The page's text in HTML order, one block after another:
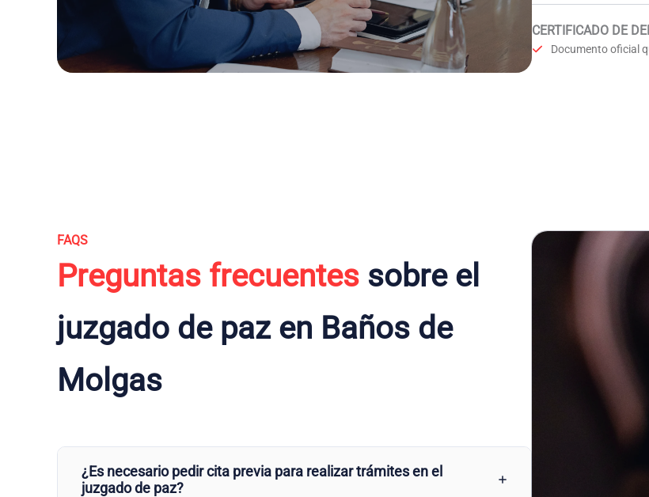
CERTIFICADO DE
Documento oficial
FAQS
Preguntas frecuentes sobre el
juzgado de paz en Baños de
Molgas
¿Es necesario pedir cita previa para realizar trámites en el
juzgado de paz?